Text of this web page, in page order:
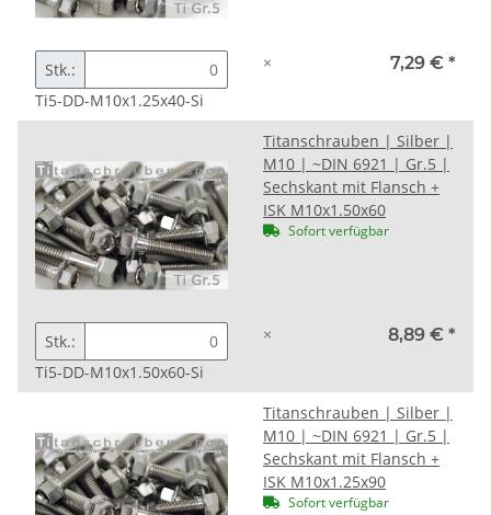
Stk.:
Ti5-DD-M10x1.25x40-Si
× 7,29 € *
Titanschrauben | Silber |
M10 | ~DIN 6921 | Gr.5 |
Sechskant mit Flansch +
ISK M10x1.50x60
Sofort verfügbar
Stk.:
Ti5-DD-M10x1.50x60-Si
× 8,89 € *
Titanschrauben | Silber |
M10 | ~DIN 6921 | Gr.5 |
Sechskant mit Flansch +
ISK M10x1.25x90
Sofort verfügbar